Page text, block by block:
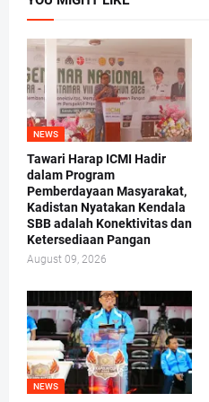
NEWS
Tawari Harap ICMI Hadir
dalam Program
Pemberdayaan Masyarakat,
Kadistan Nyatakan Kendala
SBB adalah Konektivitas dan
Ketersediaan Pangan
August 09, 2026
NEWS